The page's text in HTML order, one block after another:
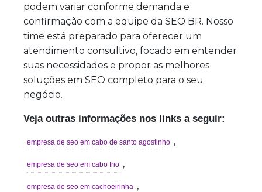
podem variar conforme demanda e
confirmação com a equipe da SEO BR. Nosso
time está preparado para oferecer um
atendimento consultivo, focado em entender
suas necessidades e propor as melhores
soluções em SEO completo para o seu
negócio.
Veja outras informações nos links a seguir:
empresa de seo em cabo de santo agostinho ,
empresa de seo em cabo frio ,
empresa de seo em cachoeirinha ,